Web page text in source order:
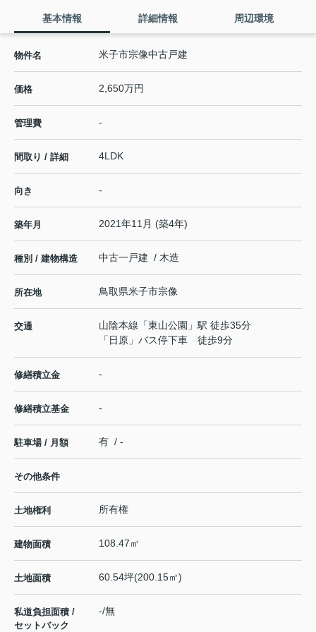
基本情報 詳細情報 周辺環境
物件名 米子市宗像中古戸建
価格 2,650万円
管理費 -
間取り / 詳細 4LDK
向き -
築年月 2021年11月 (築4年)
種別 / 建物構造 中古一戸建 / 木造
所在地 鳥取県米子市宗像
交通 山陰本線 「東山公園 」駅 徒歩35分
「日原」バス停下車 徒歩9分
修繕積立金 -
修繕積立基金 -
駐車場 / 月額 有 / -
その他条件
土地権利 所有権
建物面積 108.47㎡
土地面積 60.54坪(200.15㎡)
私道負担面積 /
セットバック
-/無